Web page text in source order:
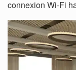
connexion Wi-Fi